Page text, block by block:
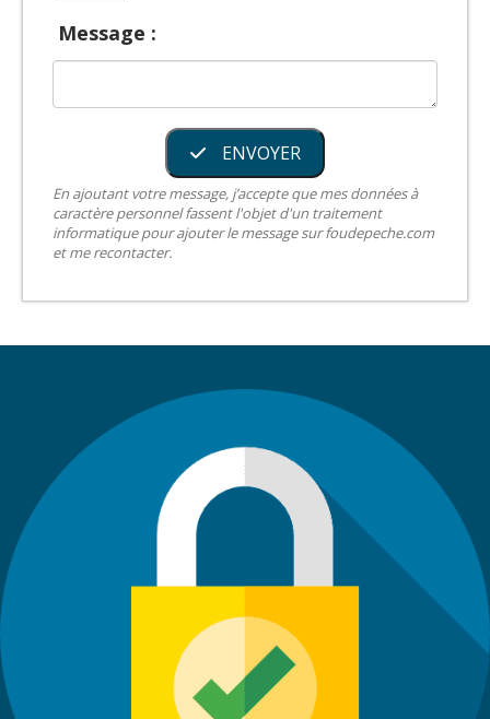
Message :
ENVOYER
En ajoutant votre message, j’accepte que mes données à
caractère personnel fassent l'objet d'un traitement
informatique pour ajouter le message sur foudepeche.com
et me recontacter.